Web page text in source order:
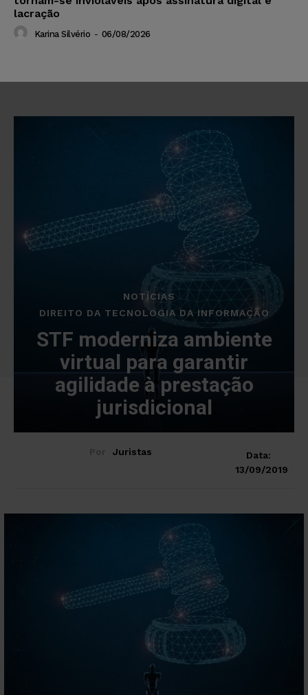
lacração
Karina Silvério - 06/08/2026